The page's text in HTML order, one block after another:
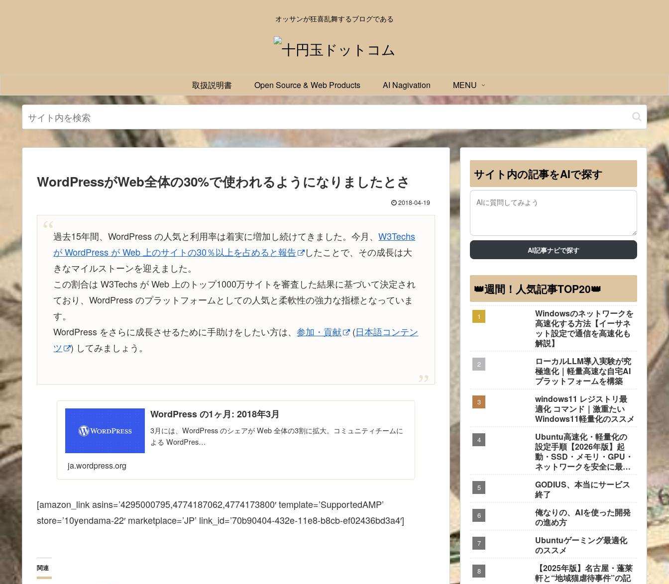
オッサンが狂喜乱舞するブログである
取扱説明書 Open Source & Web Products AI Nagivation MENU
WordPressがWeb全体の30%で使われるようになりましたとさ
2018-04-19
過去15年間、WordPress の人気と利用率は着実に増加し続けてきました。今月、W3Techs
が WordPress が Web 上のサイトの30％以上を占めると報告
したことで、その成長は大
きなマイルストーンを迎えました。
この割合は W3Techs が Web 上のトップ1000万サイトを審査した結果に基づいて決定され
ており、WordPress のプラットフォームとしての人気と柔軟性の強力な指標となっていま
す。
WordPress をさらに成長させるために手助けをしたい方は、参加・貢献 (日本語コンテン
ツ
) してみましょう。
WordPress の1ヶ月: 2018年3月
3月には、WordPress のシェアが Web 全体の3割に拡大。コミュニティチームに
よる WordPres…
ja.wordpress.org
[amazon_link asins=’4295000795,4774187062,4774173800′ template=’SupportedAMP’
store=’10yendama-22′ marketplace=’JP’ link_id=’70b90404-432e-11e8-b8cb-ef02436bd3a4′]
関連
サイト内の記事をAIで探す
AI記事ナビで探す
👑週間！人気記事TOP20👑
Windowsのネットワークを
高速化する方法【イーサネ
ット設定で通信を高速化も
解説】
ローカルLLM導入実験が究
極進化｜軽量高速な自宅AI
プラットフォームを構築
windows11 レジストリ最
適化 コマンド｜激重たい
Windows11軽量化のススメ
Ubuntu高速化・軽量化の
設定手順【2026年版】起
動・SSD・メモリ・GPU・
ネットワークを安全に最適
GODIUS、本当にサービス
終了
俺なりの、AIを使った開発
の進め方
Ubuntuゲーミング最適化
のススメ
【2025年版】名古屋・蓬莱
軒と“地域猫虐待事件”の記